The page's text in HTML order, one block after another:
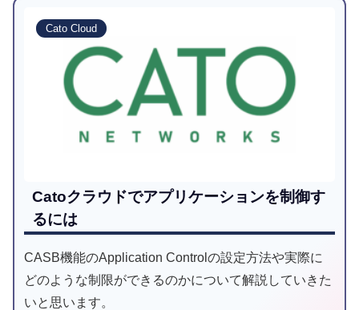
Cato Cloud
Catoクラウドでアプリケーションを制御す
るには
CASB機能のApplication Controlの設定方法や実際に
どのような制限ができるのかについて解説していきた
いと思います。